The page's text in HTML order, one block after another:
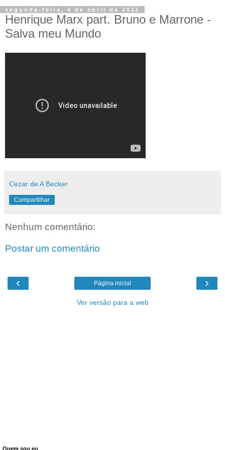
segunda-feira, 4 de abril de 2011
Henrique Marx part. Bruno e Marrone -
Salva meu Mundo
Cezar de A Becker
Compartilhar
Nenhum comentário:
Postar um comentário
‹ ›
Página inicial
Ver versão para a web
Quem sou eu